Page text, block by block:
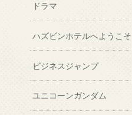
ドラマ
ハズビンホテルへようこそ
ビジネスジャンプ
ユニコーンガンダム